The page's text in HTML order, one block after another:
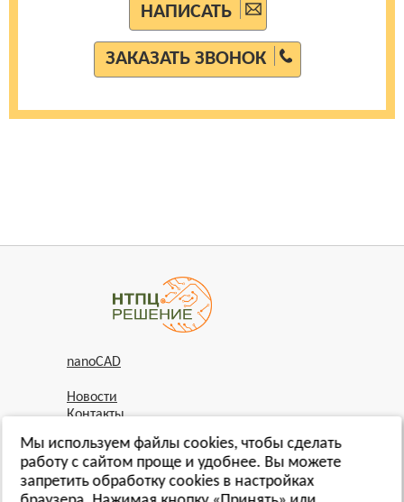
НАПИСАТЬ
ЗАКАЗАТЬ ЗВОНОК
nanoCAD
Новости
Контакты
Компания:Общество с ограниченной ответственностью «НТПЦ
Мы используем файлы cookies, чтобы сделать
работу с сайтом проще и удобнее. Вы можете
запретить обработку сookies в настройках